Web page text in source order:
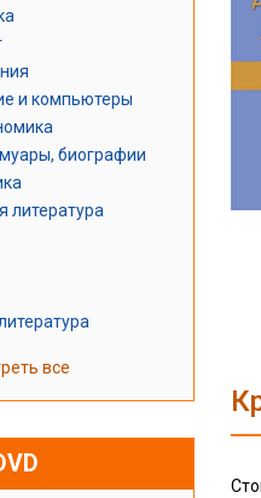
и компьютеры
биографии
литература
все